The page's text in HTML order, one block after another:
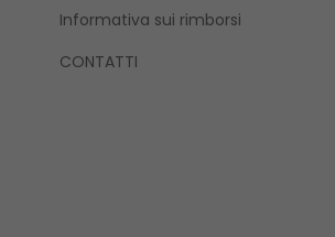
Informativa sui rimborsi
CONTATTI